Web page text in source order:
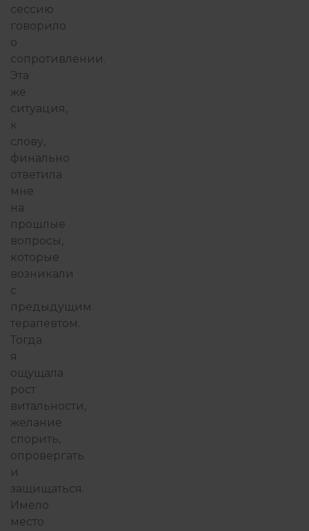
сессию
говорило
о
сопротивлении.
Эта
же
ситуация,
к
слову,
финально
ответила
мне
на
прошлые
вопросы,
которые
возникали
с
предыдущим
терапевтом.
Тогда
я
ощущала
рост
витальности,
желание
спорить,
опровергать
и
защищаться.
Имело
место